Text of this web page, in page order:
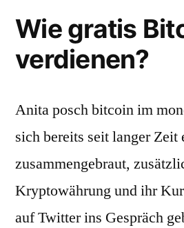
Wie gratis
verdienen?
Anita posch bitcoin im
sich bereits seit langer Zeit
zusammengebraut,
Kryptowährung und ihr
auf Twitter ins Gespräch